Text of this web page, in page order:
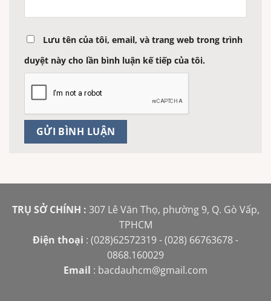
Lưu tên của tôi, email, và trang web trong trình
duyệt này cho lần bình luận kế tiếp của tôi.
TRỤ SỞ CHÍNH : 307 Lê Văn Thọ, phường 9, Q. Gò Vấp,
TPHCM
Điện thoại : (028)62572319 - (028) 66763678 -
0868.160029
Email : bacdauhcm@gmail.com